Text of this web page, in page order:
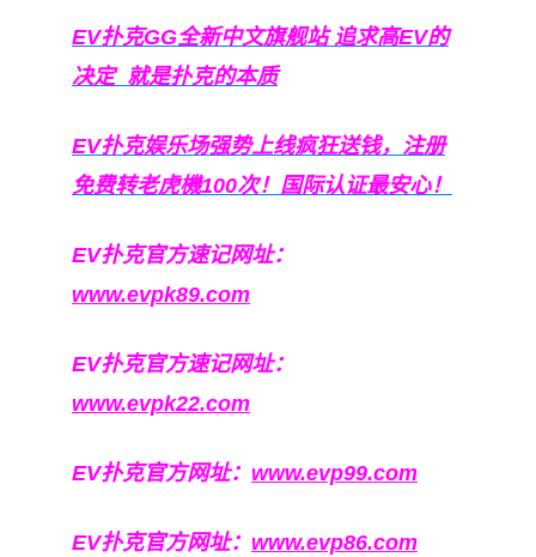
EV扑克GG全新中文旗舰站追求高EV的
决定 就是扑克的本质
EV扑克娱乐场强势上线疯狂送钱，注册
免费转老虎機100次！国际认证最安心！
EV扑克官方速记网址：
www.evpk89.com
EV扑克官方速记网址：
www.evpk22.com
EV扑克官方网址： www.evp99.com
EV扑克官方网址： www.evp86.com